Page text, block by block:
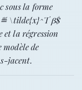
sous la forme
\tilde{x}^T β$
la régression
de
jacent.